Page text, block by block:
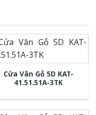
Cửa Vân Gỗ 5D KAT-
41.51.51A-3TK